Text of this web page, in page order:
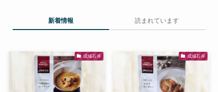
新着情報 読まれています
成城石井 成城石井